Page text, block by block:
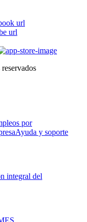
por
Ayuda y soporte
integral del